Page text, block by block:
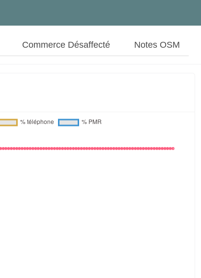
Commerce Désaffecté Notes OSM